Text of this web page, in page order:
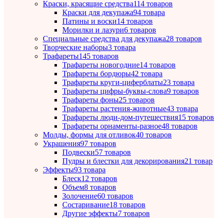
Краски, красящие средства114 товаров
Краски для декупажа94 товара
Патины и воски14 товаров
Морилки и лазури6 товаров
Специальные средства для декупажа28 товаров
Творческие наборы3 товара
Трафареты145 товаров
Трафареты новогодние14 товаров
Трафареты бордюры42 товара
Трафареты круги-циферблаты23 товара
Трафареты цифры-буквы-слова9 товаров
Трафареты фоны25 товаров
Трафареты растения-животные43 товара
Трафареты люди-дом-путешествия15 товаров
Трафареты орнаменты-разное48 товаров
Молды, формы для отливок40 товаров
Украшения97 товаров
Подвески57 товаров
Пудры и блестки для декорирования21 товар
Эффекты93 товара
Блеск12 товаров
Объем8 товаров
Золочение60 товаров
Состаривание18 товаров
Другие эффекты7 товаров